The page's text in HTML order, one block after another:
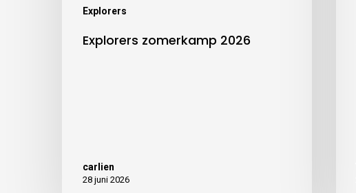
Explorers
Explorers zomerkamp 2026
carlien
28 juni 2026